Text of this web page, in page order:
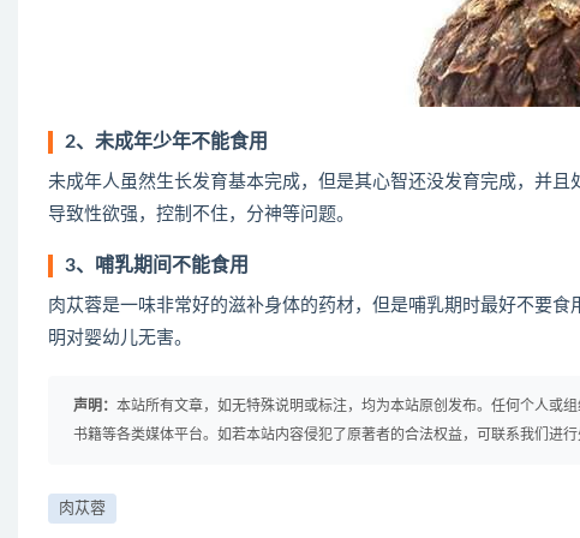
2、未成年少年不能食用
未成年人虽然生长发育基本完成，但是其心智还没发育完成，并
导致性欲强，控制不住，分神等问题。
3、哺乳期间不能食用
肉苁蓉是一味非常好的滋补身体的药材，但是哺乳期时最好不要
明对婴幼儿无害。
声明： 本站所有文章，如无特殊说明或标注，均为本站原创发布。任何个人或
书籍等各类媒体平台。如若本站内容侵犯了原著者的合法权益，可联系我们进行
肉苁蓉